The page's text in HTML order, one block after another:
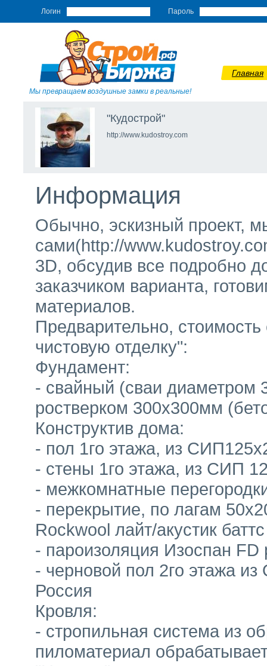
Логин Пароль
Мы превращаем воздушные замки в реальные!
Главная
"Кудострой"
http://www.kudostroy.com
Информация
Обычно, эскизный проект,
сами(http://
3D, обсудив все подробно
заказчиком варианта,
материалов.
Предварительно,
чистовую отделку":
Фундамент:
- свайный (сваи диаметром
ростверком 300х300мм
Конструктив дома:
- пол 1го этажа, из
- стены 1го этажа, из СИП
- межкомнатные
- перекрытие, по лагам
Rockwool лайт/акустик баттс
- пароизоляция Изоспан FD
- черновой пол 2го этажа
Россия
Кровля:
- стропильная система из
пиломатериал